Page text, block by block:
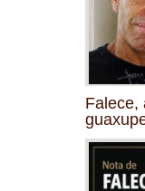
Falece,